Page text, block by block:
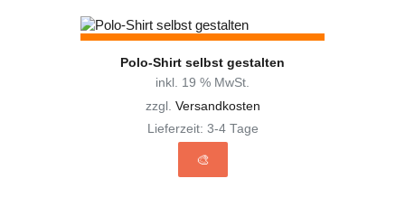
Polo-Shirt selbst gestalten
inkl. 19 % MwSt.
zzgl. Versandkosten
Lieferzeit: 3-4 Tage
🎨